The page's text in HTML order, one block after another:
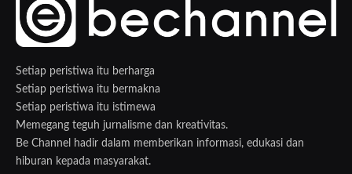
Setiap peristiwa itu berharga
Setiap peristiwa itu bermakna
Setiap peristiwa itu istimewa
Memegang teguh jurnalisme dan kreativitas.
Be Channel hadir dalam memberikan informasi, edukasi dan
hiburan kepada masyarakat.